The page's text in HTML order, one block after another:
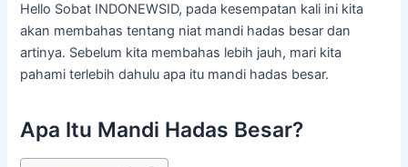
Hello Sobat INDONEWSID, pada kesempatan kali ini kita
akan membahas tentang niat mandi hadas besar dan
artinya. Sebelum kita membahas lebih jauh, mari kita
pahami terlebih dahulu apa itu mandi hadas besar.
Apa Itu Mandi Hadas Besar?